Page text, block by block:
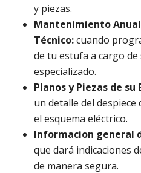
y piezas.
Mantenimiento
Técnico:cuando
de tu estufa a cargo de
especializado.
Planos y Piezas de su
un detalle del
el esquema eléctrico.
Informacion general
que dará indicaciones
de manera segura.